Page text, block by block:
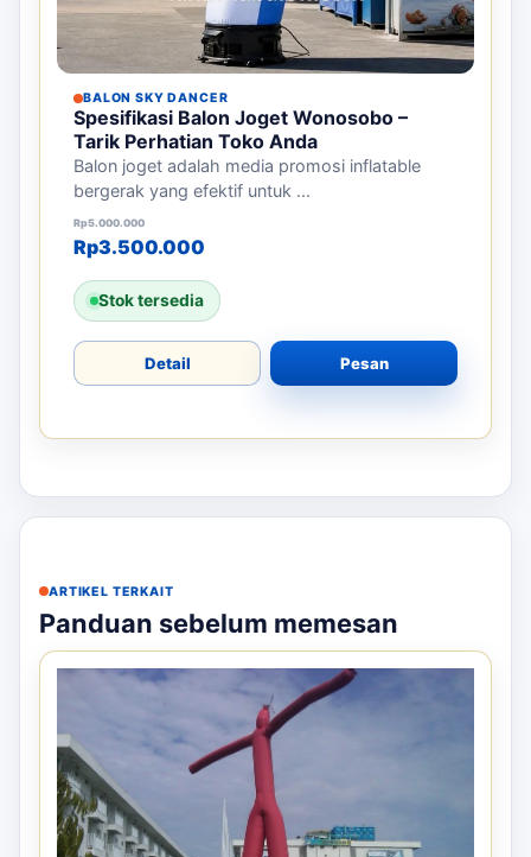
BALON SKY DANCER
Spesifikasi Balon Joget Wonosobo –
Tarik Perhatian Toko Anda
Balon joget adalah media promosi inflatable
bergerak yang efektif untuk ...
Rp5.000.000
Harga aslinya adalah: Rp5.000.000.
Rp3.500.000
Harga saat ini adalah: Rp3.500.000.
Stok tersedia
Detail Pesan
ARTIKEL TERKAIT
Panduan sebelum memesan